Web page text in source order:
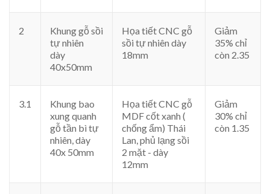
2
Khung gỗ sồi
tự nhiên
dày
40x50mm
Họa tiết CNC gỗ
sồi tự nhiên dày
18mm
Giảm
35% chỉ
còn 2.35
3.1
Khung bao
xung quanh
gỗ tần bì tự
nhiên, dày
40x 50mm
Họa tiết CNC gỗ
MDF cốt xanh (
chống ẩm) Thái
Lan, phủ lạng sồi
2 mặt - dày
12mm
Giảm
30% chỉ
còn 1.35